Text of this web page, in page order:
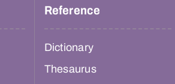
Reference
Dictionary
Thesaurus